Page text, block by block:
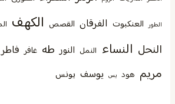
الطور العنكبوت الفرقان القصص الكهف
النحل النساء النمل النور طه غافر فاطر
مريم هود يس يوسف يونس